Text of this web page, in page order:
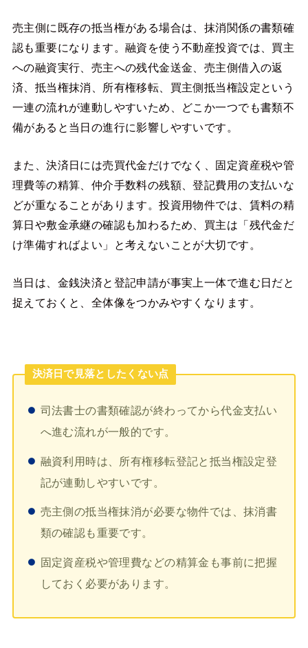
売主側に既存の抵当権がある場合は、抹消関係の書類確
認も重要になります。融資を使う不動産投資では、買主
への融資実行、売主への残代金送金、売主側借入の返
済、抵当権抹消、所有権移転、買主側抵当権設定という
一連の流れが連動しやすいため、どこか一つでも書類不
備があると当日の進行に影響しやすいです。
また、決済日には売買代金だけでなく、固定資産税や管
理費等の精算、仲介手数料の残額、登記費用の支払いな
どが重なることがあります。投資用物件では、賃料の精
算日や敷金承継の確認も加わるため、買主は「残代金だ
け準備すればよい」と考えないことが大切です。
当日は、金銭決済と登記申請が事実上一体で進む日だと
捉えておくと、全体像をつかみやすくなります。
決済日で見落としたくない点
司法書士の書類確認が終わってから代金支払い
へ進む流れが一般的です。
融資利用時は、所有権移転登記と抵当権設定登
記が連動しやすいです。
売主側の抵当権抹消が必要な物件では、抹消書
類の確認も重要です。
固定資産税や管理費などの精算金も事前に把握
しておく必要があります。